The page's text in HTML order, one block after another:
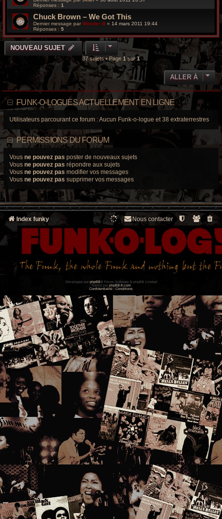
Réponses : 1
Chuck Brown – We Got This
Dernier message parWonder B « 14 mars 2011 19:44
Réponses : 5
NOUVEAU SUJET
37 sujets • Page 1 sur1
ALLER À
FUNK-O-LOGUES ACTUELLEMENT EN LIGNE
Utilisateurs parcourant ce forum : Aucun Funk-o-logue et 38 extraterrestres
PERMISSIONS DU FORUM
Vous ne pouvez pas poster de nouveaux sujets
Vous ne pouvez pas répondre aux sujets
Vous ne pouvez pas modifier vos messages
Vous ne pouvez pas supprimer vos messages
Index funky Nous contacter
Développé par phpBB® Forum Software © phpBB Limited
Traduit par phpBB-fr.com
Confidentialité
Conditions